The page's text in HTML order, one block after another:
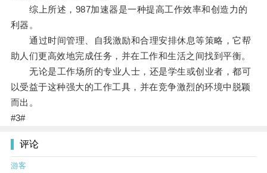
综上所述，987加速器是一种提高工作效率和创造力的
利器。
通过时间管理、自我激励和合理安排休息等策略，它帮
助人们更高效地完成任务，并在工作和生活之间找到平衡。
无论是工作场所的专业人士，还是学生或创业者，都可
以受益于这种强大的工作工具，并在竞争激烈的环境中脱颖
而出。
#3#
评论
游客